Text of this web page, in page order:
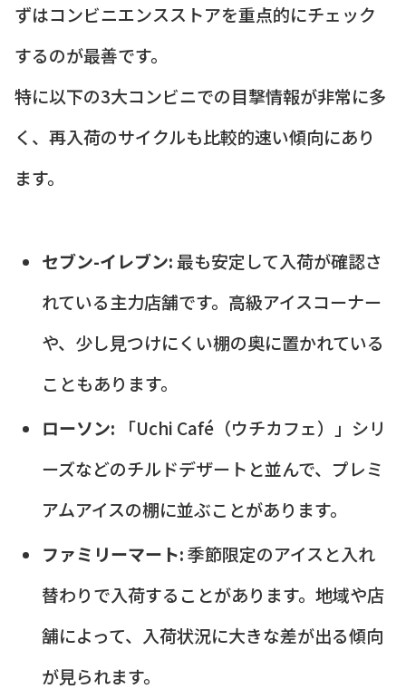
ずはコンビニエンスストアを重点的にチェック
するのが最善です。
特に以下の3大コンビニでの目撃情報が非常に多
く、再入荷のサイクルも比較的速い傾向にあり
ます。
セブン-イレブン: 最も安定して入荷が確認さ
れている主力店舗です。高級アイスコーナー
や、少し見つけにくい棚の奥に置かれている
こともあります。
ローソン: 「Uchi Café（ウチカフェ）」シリ
ーズなどのチルドデザートと並んで、プレミ
アムアイスの棚に並ぶことがあります。
ファミリーマート:季節限定のアイスと入れ
替わりで入荷することがあります。地域や店
舗によって、入荷状況に大きな差が出る傾向
が見られます。